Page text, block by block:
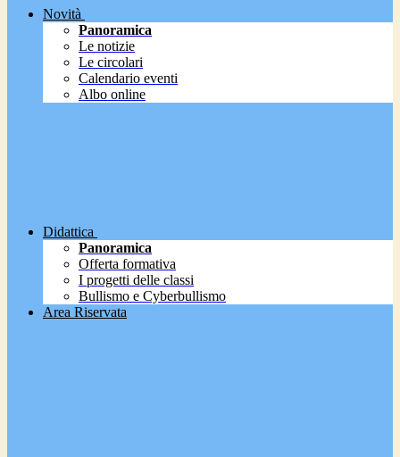
Novità
Panoramica
Le notizie
Le circolari
Calendario eventi
Albo online
Didattica
Panoramica
Offerta formativa
I progetti delle classi
Bullismo e Cyberbullismo
Area Riservata